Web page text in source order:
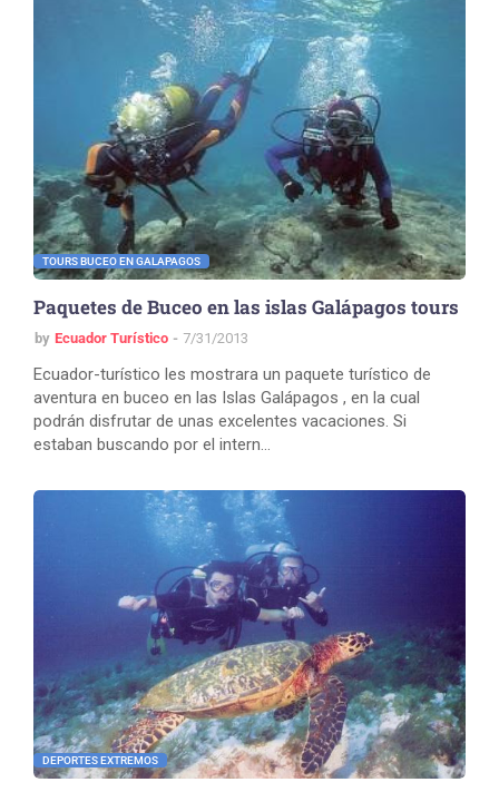
TOURS BUCEO EN GALAPAGOS
Paquetes de Buceo en las islas Galápagos tours
by Ecuador Turístico 7/31/2013
Ecuador-turístico les mostrara un paquete turístico de
aventura en buceo en las Islas Galápagos , en la cual
podrán disfrutar de unas excelentes vacaciones. Si
estaban buscando por el intern…
DEPORTES EXTREMOS